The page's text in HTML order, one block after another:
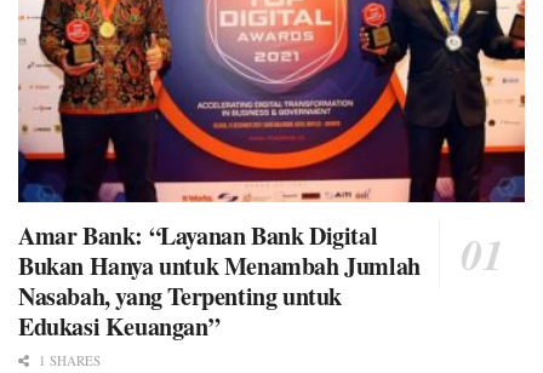
Amar Bank: “Layanan Bank Digital
Bukan Hanya untuk Menambah Jumlah
Nasabah, yang Terpenting untuk
Edukasi Keuangan”
1 SHARES